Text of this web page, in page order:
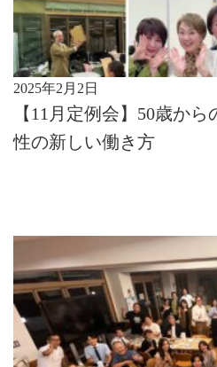
2025年2月2日
【11月定例会】50歳か
性の新しい働き方